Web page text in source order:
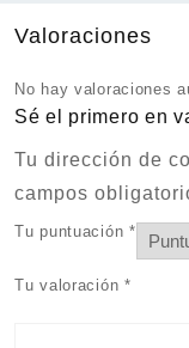
Valoraciones
No hay valoraciones
Sé el primero en
Tu dirección de
campos
Tu puntuación *
Tu valoración *